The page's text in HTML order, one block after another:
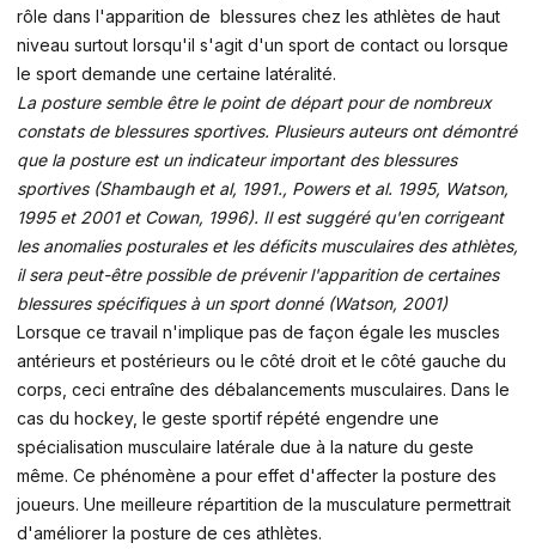
rôle dans l'apparition de blessures chez les athlètes de haut
niveau surtout lorsqu'il s'agit d'un sport de contact ou lorsque
le sport demande une certaine latéralité.
La posture semble être le point de départ pour de nombreux
constats de blessures sportives. Plusieurs auteurs ont démontré
que la posture est un indicateur important des blessures
sportives (Shambaugh et al, 1991., Powers et al. 1995, Watson,
1995 et 2001 et Cowan, 1996). Il est suggéré qu'en corrigeant
les anomalies posturales et les déficits musculaires des athlètes,
il sera peut-être possible de prévenir l'apparition de certaines
blessures spécifiques à un sport donné (Watson, 2001)
Lorsque ce travail n'implique pas de façon égale les muscles
antérieurs et postérieurs ou le côté droit et le côté gauche du
corps, ceci entraîne des débalancements musculaires. Dans le
cas du hockey, le geste sportif répété engendre une
spécialisation musculaire latérale due à la nature du geste
même. Ce phénomène a pour effet d'affecter la posture des
joueurs. Une meilleure répartition de la musculature permettrait
d'améliorer la posture de ces athlètes.